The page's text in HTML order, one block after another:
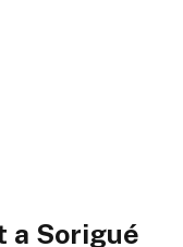
a Sorigué